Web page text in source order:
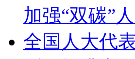
加强“双碳”
全国人大代